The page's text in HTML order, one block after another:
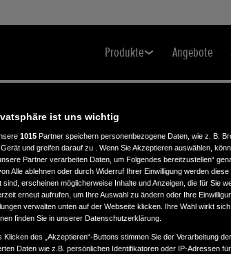
Produkte Angebote
ist uns wichtig
1015 Partner speichern personenbezogene Daten, wie z. B.
und greifen darauf zu . Wenn Sie Akzeptieren auswählen,
Partner verarbeiten Daten, um Folgendes bereitzustellen“
Alle ablehnen oder durch Widerruf Ihrer Einwilligung werden
sind, erscheinen möglicherweise Inhalte und Anzeigen, die für Sie
erneut aufrufen, um Ihre Auswahl zu ändern oder Ihre
verwalten unten auf der Webseite klicken. Ihre Wahl wirkt
finden Sie in unserer Datenschutzerklärung.
Klicken des „Akzeptieren“-Buttons stimmen Sie der Verarbeitung
Daten wie z.B. persönlichen Identifikatoren oder IP-Adressen